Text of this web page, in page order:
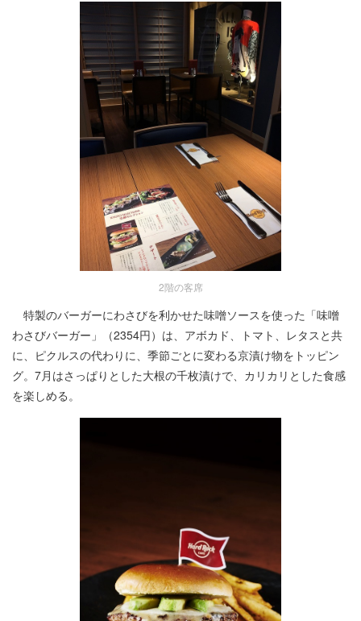
2階の客席
特製のバーガーにわさびを利かせた味噌ソースを使った「味噌
わさびバーガー」（2354円）は、アボカド、トマト、レタスと共
に、ピクルスの代わりに、季節ごとに変わる京漬け物をトッピン
グ。7月はさっぱりとした大根の千枚漬けで、カリカリとした食感
を楽しめる。